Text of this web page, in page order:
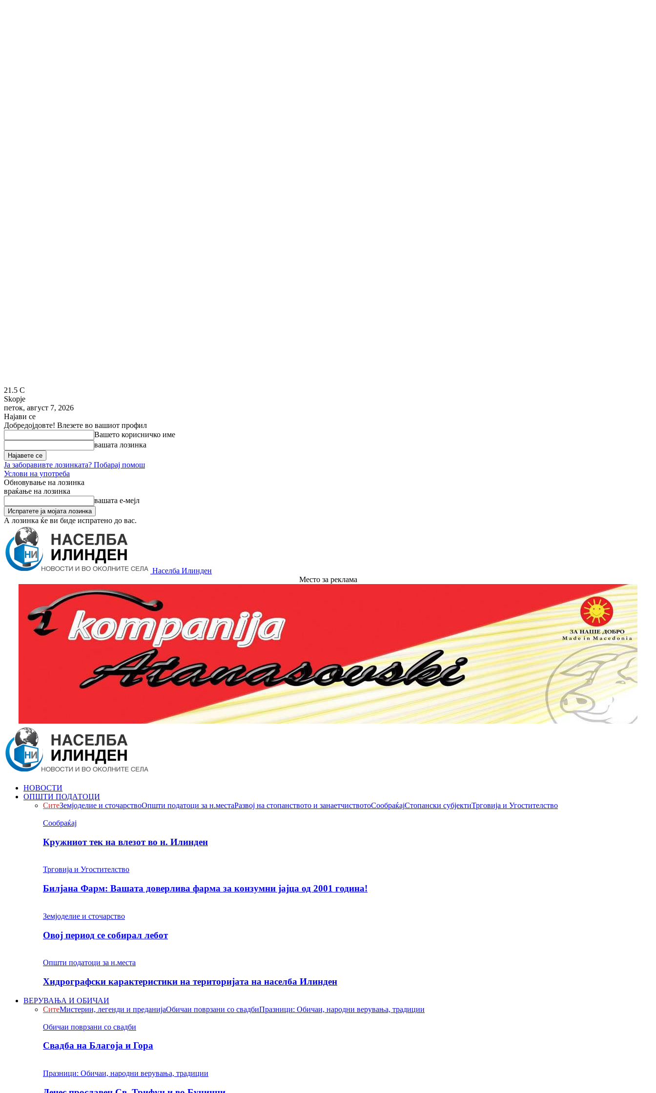
21.5 C
Skopje
петок, август 7, 2026
Најави се
Добредојдовте! Влезете во вашиот профил
Вашето корисничко име
вашата лозинка
Ја заборавивте лозинката? Побарај помош
Услови на употреба
Обновување на лозинка
враќање на лозинка
вашата е-мејл
А лозинка ќе ви биде испратено до вас.
Населба Илинден
Место за реклама
НОВОСТИ
ОПШТИ ПОДАТОЦИ
СитеЗемјоделие и сточарствоОпшти податоци за н.местаРазвој на стопанството и занаетчиствотоСообраќајСтопански субјектиТрговија и Угостителство
Сообраќај
Кружниот тек на влезот во н. Илинден
Трговија и Угостителство
Билјана Фарм: Вашата доверлива фарма за конзумни јајца од 2001 година!
Земјоделие и сточарство
Овој период се собирал лебот
Општи податоци за н.места
Хидрографски карактеристики на територијата на населба Илинден
ВЕРУВАЊА И ОБИЧАИ
СитеМистерии, легенди и преданијаОбичаи поврзани со свадбиПразници: Обичаи, народни верувања, традиции
Обичаи поврзани со свадби
Свадба на Благоја и Гора
Празници: Обичаи, народни верувања, традиции